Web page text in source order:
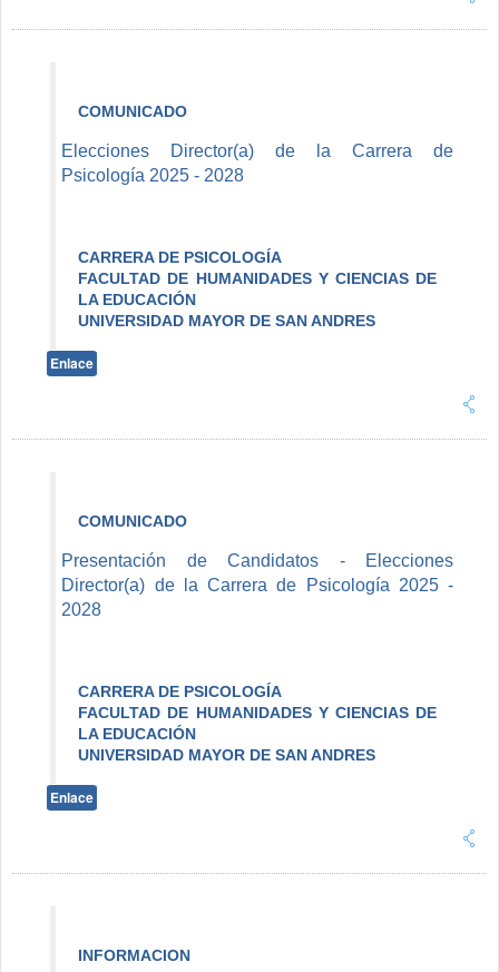
COMUNICADO
Elecciones Director(a) de la Carrera de
Psicología 2025 - 2028
CARRERA DE PSICOLOGÍA
FACULTAD DE HUMANIDADES Y CIENCIAS DE
LA EDUCACIÓN
UNIVERSIDAD MAYOR DE SAN ANDRES
Enlace
COMUNICADO
Presentación de Candidatos - Elecciones
Director(a) de la Carrera de Psicología 2025 -
2028
CARRERA DE PSICOLOGÍA
FACULTAD DE HUMANIDADES Y CIENCIAS DE
LA EDUCACIÓN
UNIVERSIDAD MAYOR DE SAN ANDRES
Enlace
INFORMACION